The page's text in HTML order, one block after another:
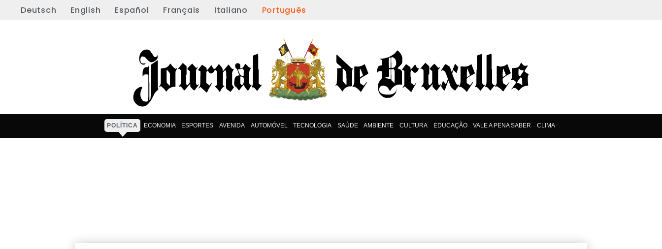
Deutsch English Español Français Italiano Português
POLÍTICA ECONOMIA ESPORTES AVENIDA AUTOMÓVEL TECNOLOGIA SAÚDE AMBIENTE CULTURA EDUCAÇÃO VALE A PENA SABER CLIMA